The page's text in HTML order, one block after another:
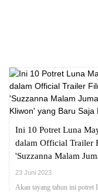
Ini 10 Potret Luna
dalam Official Trailer
'Suzzanna Malam
Kliwon' yang Baru
23 Juni 2023
Akan tayang tahun ini potret